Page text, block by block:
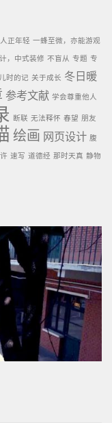
正年轻 一蜂至微，亦能游观
，中式装修 不盲从 专题 专
儿时的记 关于成长 冬日暖
参考文献 学会尊重他人
断联 无法释怀 春望 朋友
绘画 网页设计 腹
速写 道德经 那时天真 静物